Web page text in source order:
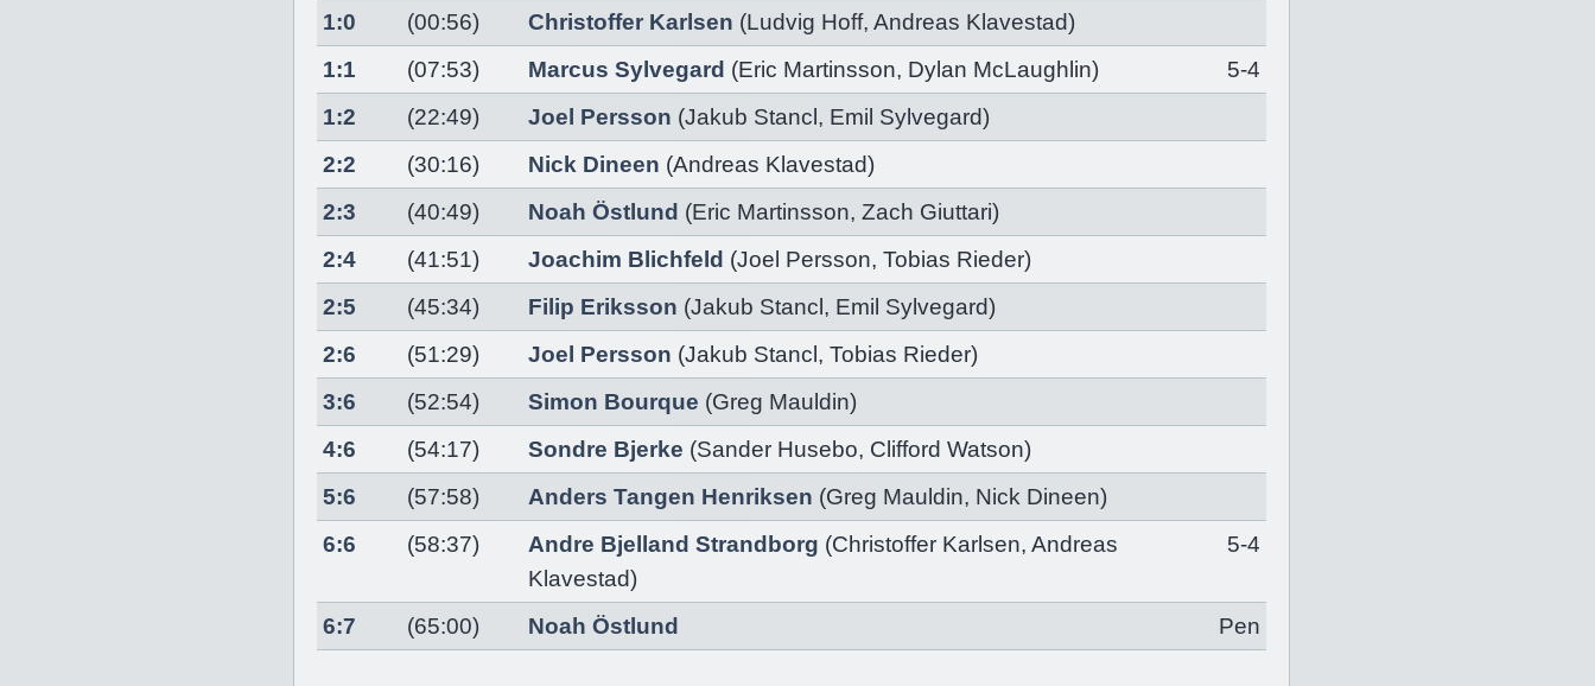
1:0 (00:56) Christoffer Karlsen (Ludvig Hoff, Andreas Klavestad)
1:1
(07:53) Marcus Sylvegard (Eric Martinsson, Dylan McLaughlin)
5-4
1:2
(22:49) Joel Persson (Jakub Stancl , Emil Sylvegard)
2:2
(30:16) Nick Dineen (Andreas Klavestad)
2:3
(40:49) Noah Östlund (Eric Martinsson, Zach Giuttari)
2:4
(41:51) Joachim Blichfeld (Joel Persson, Tobias Rieder)
2:5
(45:34) Filip Eriksson (Jakub Stancl , Emil Sylvegard)
2:6
(51:29) Joel Persson (Jakub Stancl , Tobias Rieder)
3:6
(52:54) Simon Bourque (Greg Mauldin)
4:6
(54:17) Sondre Bjerke (Sander Husebo, Clifford Watson)
5:6
(57:58) Anders Tangen Henriksen (Greg Mauldin, Nick Dineen)
6:6
(58:37) Andre Bjelland Strandborg (Christoffer Karlsen, Andreas
Klavestad)
5-4
6:7 (65:00) Noah Östlund Pen